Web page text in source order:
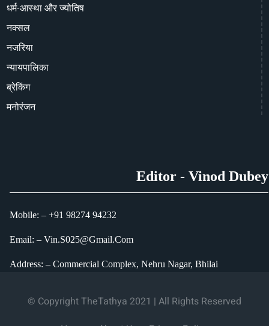
धर्म-आस्था और ज्योतिष
नक्सल
नजरिया
न्यायपालिका
ब्रेकिंग
मनोरंजन
Editor - Vinod Dubey
Mobile: – +91 98274 94232
Email: – Vin.S025@Gmail.Com
Address: – Commercial Complex, Nehru Nagar, Bhilai
© Copyright TheTathya 2021 | All Rights Reserved